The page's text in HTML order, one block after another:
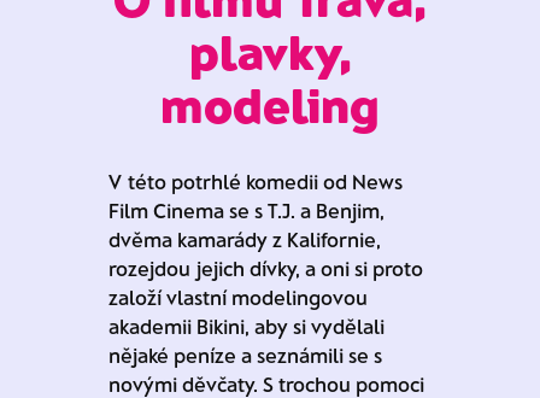
plavky,
modeling
V této potrhlé komedii od News
Film Cinema se s T.J. a Benjim,
dvěma kamarády z Kalifornie,
rozejdou jejich dívky, a oni si proto
založí vlastní modelingovou
akademii Bikini, aby si vydělali
nějaké peníze a seznámili se s
novými děvčaty. S trochou pomoci